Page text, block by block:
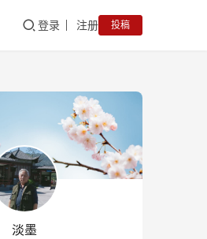
登录 注册 投稿
淡墨